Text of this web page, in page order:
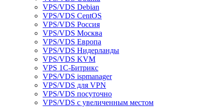
VPS/VDS Debian
VPS/VDS CentOS
VPS/VDS Россия
VPS/VDS Москва
VPS/VDS Европа
VPS/VDS Нидерланды
VPS/VDS KVM
VPS 1С-Битрикс
VPS/VDS ispmanager
VPS/VDS для VPN
VPS/VDS посуточно
VPS/VDS с увеличенным местом